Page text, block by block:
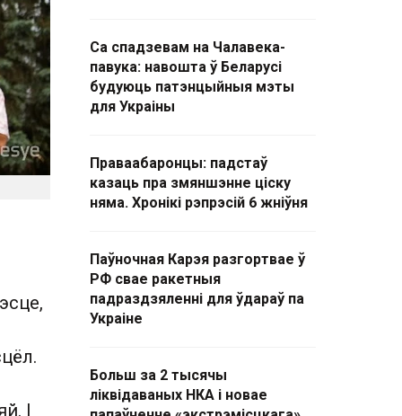
І
Са спадзевам на Чалавека-
павука: навошта ў Беларусі
будуюць патэнцыйныя мэты
для Украіны
Праваабаронцы: падстаў
казаць пра змяншэнне ціску
няма. Хронікі рэпрэсій 6 жніўня
Паўночная Карэя разгортвае ў
РФ свае ракетныя
падраздзяленні для ўдараў па
Украіне
Больш за 2 тысячы
ліквідаваных НКА і новае